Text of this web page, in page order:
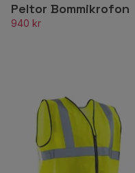
Peltor Bommikrofon
940 kr